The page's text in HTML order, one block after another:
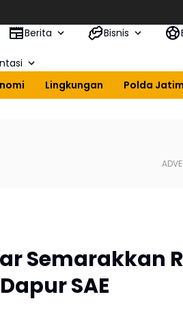
Berita Bisnis
Lingkungan Polda Jatim
Semarakkan
SAE